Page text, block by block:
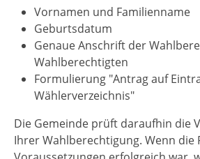
Vornamen und Familienname
Geburtsdatum
Genaue Anschrift der
Wahlberechtigten
Formulierung "Antrag auf
Wählerverzeichnis"
Die Gemeinde prüft daraufhin die
Ihrer Wahlberechtigung. Wenn die